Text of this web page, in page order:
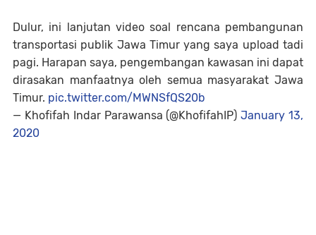
Dulur, ini lanjutan video soal rencana pembangunan
transportasi publik Jawa Timur yang saya upload tadi
pagi. Harapan saya, pengembangan kawasan ini dapat
dirasakan manfaatnya oleh semua masyarakat Jawa
Timur. pic.twitter.com/MWNSfQS20b
— Khofifah Indar Parawansa (@KhofifahIP)January 13,
2020